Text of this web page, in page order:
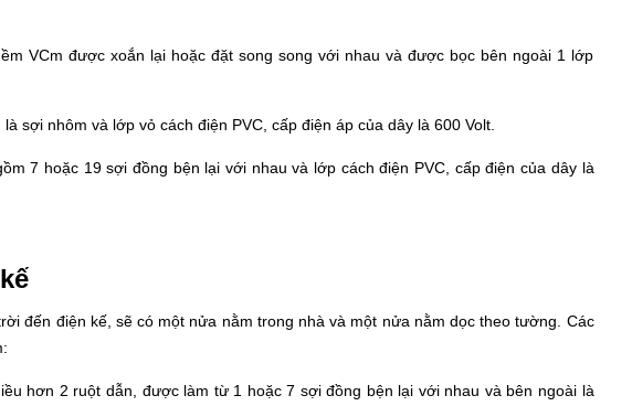
VCm được xoắn lại hoặc đặt song song với nhau và được bọc bên ngoài 1 lớp
sợi nhôm và lớp vỏ cách điện PVC, cấp điện áp của dây là 600 Volt.
7 hoặc 19 sợi đồng bện lại với nhau và lớp cách điện PVC, cấp điện của dây là
đến điện kế, sẽ có một nửa nằm trong nhà và một nửa nằm dọc theo tường. Các
hơn 2 ruột dẫn, được làm từ 1 hoặc 7 sợi đồng bện lại với nhau và bên ngoài là